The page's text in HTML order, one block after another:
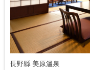
長野縣 美原溫泉